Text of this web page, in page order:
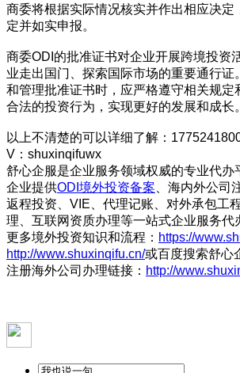
商委将根据实际情况核实并作出相应决定
定并如实申报。
商委ODI的批准证书对企业开展跨境投资
业走出国门、探索国际市场的重要通行证
和管理批准证书时，应严格遵守相关规定
合法的投资行为，实现更好的发展和成长。
以上不清楚的可以详细了解：
V：shuxinqifuwx
舒心企服是企业服务领域权威的专业代办
企业提供ODI境外投资备案 、海内外公司
返程投资、VIE、代理记账、对外承包工
理、互联网资质办理等一站式企业服务代
更多境外投资知识和流程： https://
http://www.shuxinqifu.cn/或百度搜索舒心
注册海外公司办理链接： http://